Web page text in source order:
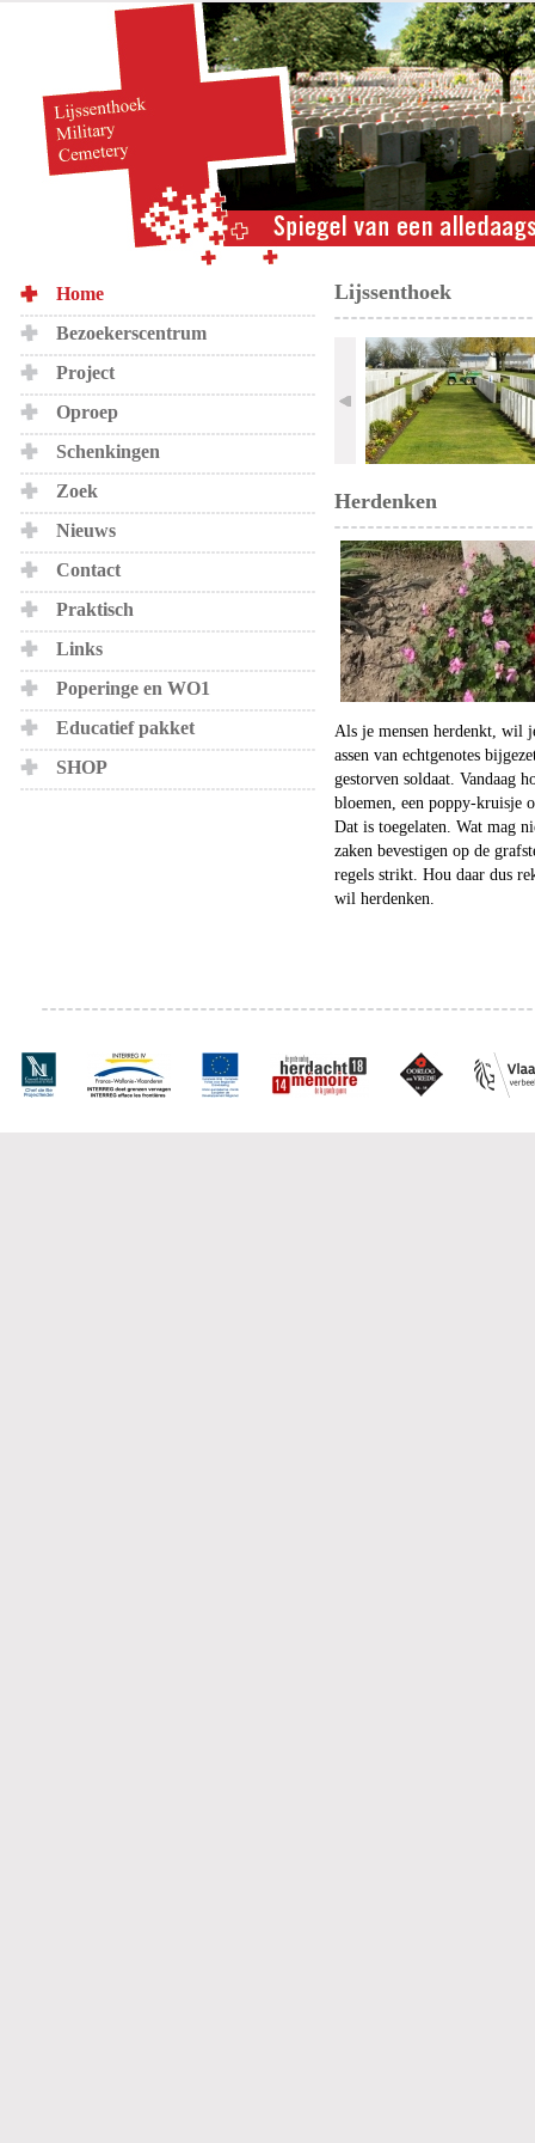
Home
Bezoekerscentrum
Project
Oproep
Schenkingen
Zoek
Nieuws
Contact
Praktisch
Links
Poperinge en WO1
Educatief pakket
SHOP
Lijssenthoek
Herdenken
Als je mensen herdenkt, wil
assen van echtgenotes
gestorven soldaat. Vandaag
bloemen, een poppy-kruisje
Dat is toegelaten. Wat mag
zaken bevestigen op de
regels strikt. Hou daar dus
wil herdenken.